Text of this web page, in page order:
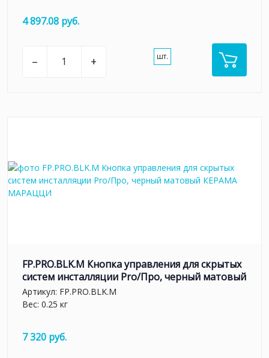
4 897.08 руб.
– + шт.
FP.PRO.BLK.M Кнопка управления для скрытых
систем инсталляции Pro/Про, черный матовый
Артикул: FP.PRO.BLK.M
Вес: 0.25 кг
7 320 руб.